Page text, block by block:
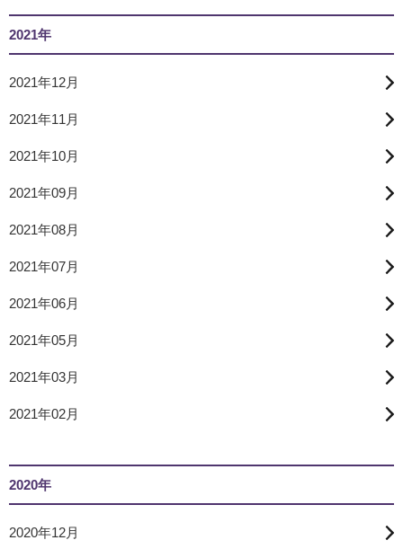
2021年
2021年12月
2021年11月
2021年10月
2021年09月
2021年08月
2021年07月
2021年06月
2021年05月
2021年03月
2021年02月
2020年
2020年12月